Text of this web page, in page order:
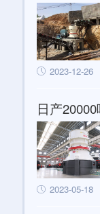
2023-12-26
日产
2023-05-18